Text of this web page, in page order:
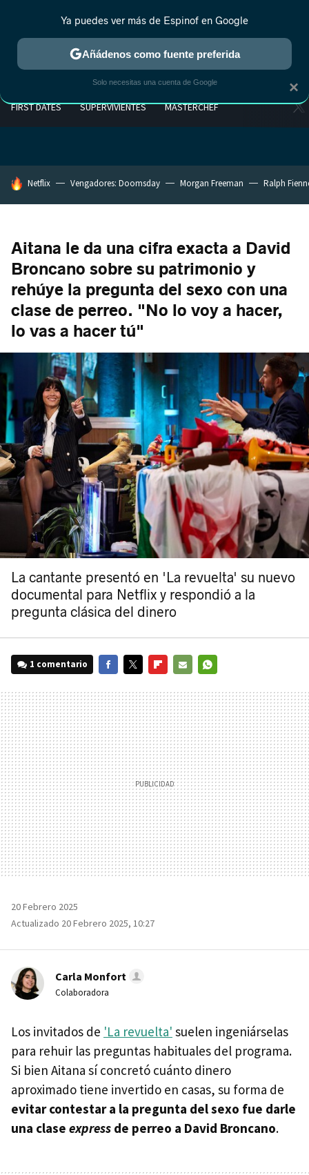
FIRST DATES SUPERVIVIENTES MASTERCHEF
HOY SE HABLA DE
Netflix Vengadores: Doomsday Morgan Freeman Ralph
Aitana le da una cifra exacta a David
Broncano sobre su patrimonio y
rehúye la pregunta del sexo con una
clase de perreo. "No lo voy a hacer,
lo vas a hacer tú"
La cantante presentó en 'La revuelta' su nuevo
documental para Netflix y respondió a la
pregunta clásica del dinero
1 comentario
MAIL
20 Febrero 2025
Actualizado 20 Febrero 2025, 10:27
Carla Monfort
Colaboradora
Los invitados de 'La revuelta' suelen ingeniárselas
para rehuir las preguntas habituales del programa.
Si bien Aitana sí concretó cuánto dinero
aproximado tiene invertido en casas, su forma de
evitar contestar a la pregunta del sexo fue darle
una clase express de perreo a David Broncano.
×
Ya puedes ver más de Espinof en Google
Añádenos como fuente preferida
Solo necesitas una cuenta de Google